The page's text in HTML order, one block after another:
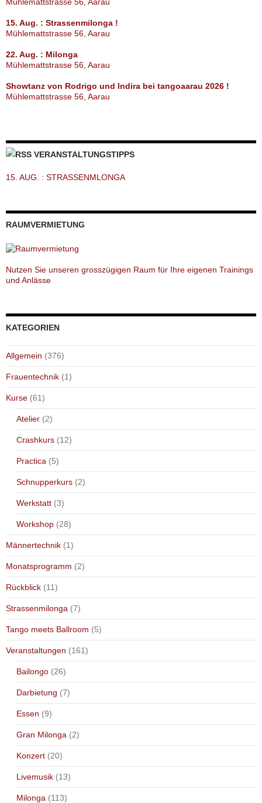
Mühlemattstrasse 56, Aarau
15. Aug. : Strassenmilonga !
Mühlemattstrasse 56, Aarau
22. Aug. : Milonga
Mühlemattstrasse 56, Aarau
Showtanz von Rodrigo und Indira bei tangoaarau 2026 !
Mühlemattstrasse 56, Aarau
VERANSTALTUNGSTIPPS
15. AUG. : STRASSENMLONGA
RAUMVERMIETUNG
Nutzen Sie unseren grosszügigen Raum für Ihre eigenen Trainings
und Anlässe
KATEGORIEN
Allgemein (376)
Frauentechnik (1)
Kurse (61)
Atelier (2)
Crashkurs (12)
Practica (5)
Schnupperkurs (2)
Werkstatt (3)
Workshop (28)
Männertechnik (1)
Monatsprogramm (2)
Rückblick (11)
Strassenmilonga (7)
Tango meets Ballroom (5)
Veranstaltungen (161)
Bailongo (26)
Darbietung (7)
Essen (9)
Gran Milonga (2)
Konzert (20)
Livemusik (13)
Milonga (113)